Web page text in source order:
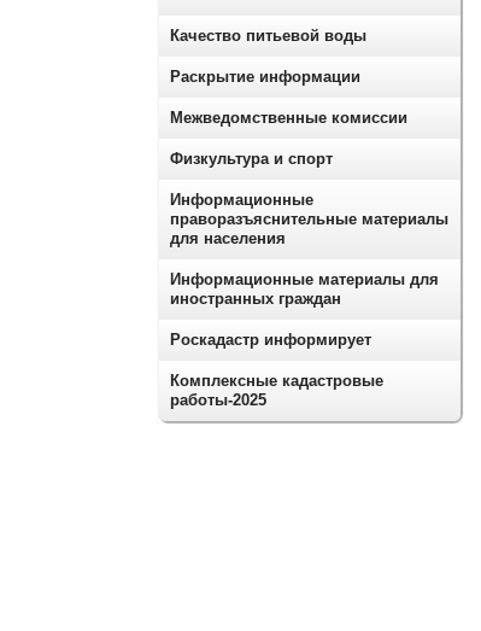
Качество питьевой воды
Раскрытие информации
Межведомственные комиссии
Физкультура и спорт
Информационные
праворазъяснительные материалы
для населения
Информационные материалы для
иностранных граждан
Роскадастр информирует
Комплексные кадастровые
работы-2025